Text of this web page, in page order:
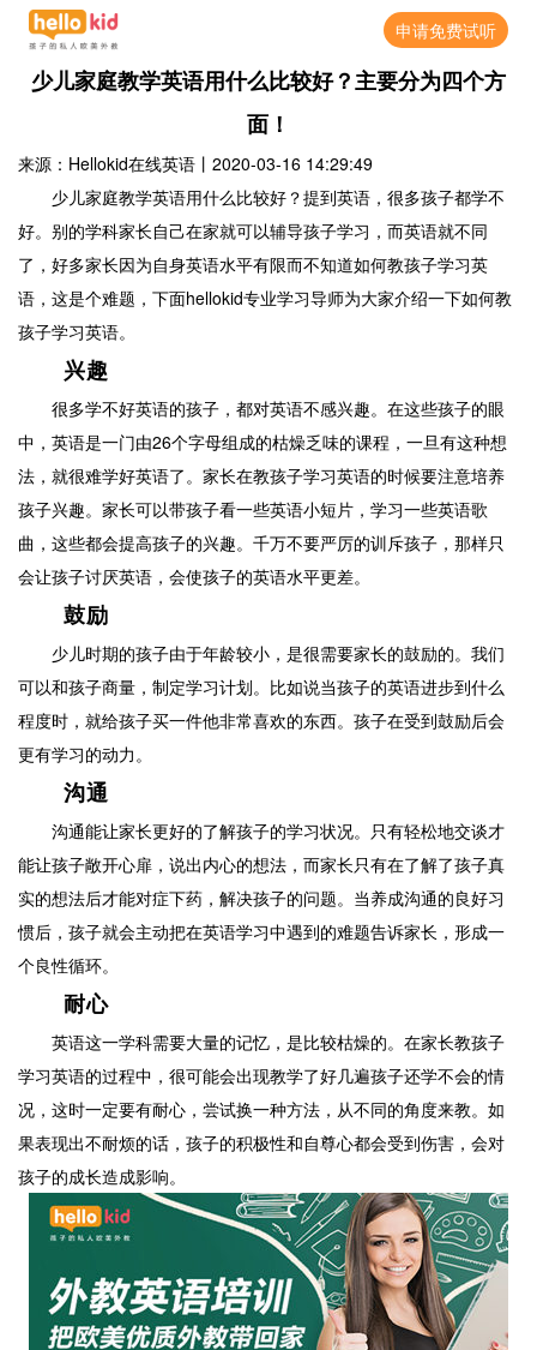
申请免费试听
少儿家庭教学英语用什么比较好？主要分为四个方
面！
来源：Hellokid在线英语 丨 2020-03-16 14:29:49
少儿家庭教学英语用什么比较好？提到英语，很多孩子都学不
好。别的学科家长自己在家就可以辅导孩子学习，而英语就不同
了，好多家长因为自身英语水平有限而不知道如何教孩子学习英
语，这是个难题，下面hellokid专业学习导师为大家介绍一下如何教
孩子学习英语。
兴趣
很多学不好英语的孩子，都对英语不感兴趣。在这些孩子的眼
中，英语是一门由26个字母组成的枯燥乏味的课程，一旦有这种想
法，就很难学好英语了。家长在教孩子学习英语的时候要注意培养
孩子兴趣。家长可以带孩子看一些英语小短片，学习一些英语歌
曲，这些都会提高孩子的兴趣。千万不要严厉的训斥孩子，那样只
会让孩子讨厌英语，会使孩子的英语水平更差。
鼓励
少儿时期的孩子由于年龄较小，是很需要家长的鼓励的。我们
可以和孩子商量，制定学习计划。比如说当孩子的英语进步到什么
程度时，就给孩子买一件他非常喜欢的东西。孩子在受到鼓励后会
更有学习的动力。
沟通
沟通能让家长更好的了解孩子的学习状况。只有轻松地交谈才
能让孩子敞开心扉，说出内心的想法，而家长只有在了解了孩子真
实的想法后才能对症下药，解决孩子的问题。当养成沟通的良好习
惯后，孩子就会主动把在英语学习中遇到的难题告诉家长，形成一
个良性循环。
耐心
英语这一学科需要大量的记忆，是比较枯燥的。在家长教孩子
学习英语的过程中，很可能会出现教学了好几遍孩子还学不会的情
况，这时一定要有耐心，尝试换一种方法，从不同的角度来教。如
果表现出不耐烦的话，孩子的积极性和自尊心都会受到伤害，会对
孩子的成长造成影响。